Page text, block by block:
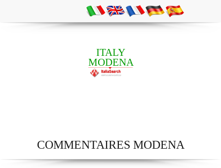
ITALY
MODENA
COMMENTAIRES MODENA